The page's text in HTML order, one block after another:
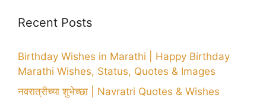
Recent Posts
Birthday Wishes in Marathi | Happy Birthday
Marathi Wishes, Status, Quotes & Images
नवरात्रीच्या शुभेच्छा | Navratri Quotes & Wishes